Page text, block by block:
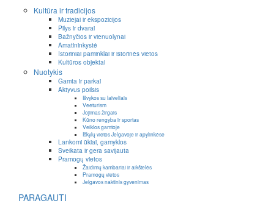
Kultūra ir tradicijos
Muziejai ir ekspozicijos
Pilys ir dvarai
Bažnyčios ir vienuolynai
Amatininkystė
Istoriniai paminklai ir istorinės vietos
Kultūros objektai
Nuotykis
Gamta ir parkai
Aktyvus poilsis
Išvykos su laiveliais
Veeturism
Jojimas žirgais
Kūno rengyba ir sportas
Veiklos gamtoje
Iškylų vietos Jelgavoje ir apylinkėse
Lankomi ūkiai, gamyklos
Sveikata ir gera savijauta
Pramogų vietos
Žaidimų kambariai ir aikštelės
Pramogų vietos
Jelgavos naktinis gyvenimas
PARAGAUTI